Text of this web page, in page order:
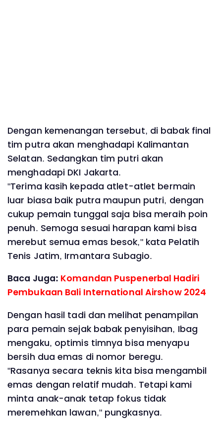
Dengan kemenangan tersebut, di babak final
tim putra akan menghadapi Kalimantan
Selatan. Sedangkan tim putri akan
menghadapi DKI Jakarta.
"Terima kasih kepada atlet-atlet bermain
luar biasa baik putra maupun putri, dengan
cukup pemain tunggal saja bisa meraih poin
penuh. Semoga sesuai harapan kami bisa
merebut semua emas besok," kata Pelatih
Tenis Jatim, Irmantara Subagio.
Baca Juga: Komandan Puspenerbal Hadiri
Pembukaan Bali International Airshow 2024
Dengan hasil tadi dan melihat penampilan
para pemain sejak babak penyisihan, Ibag
mengaku, optimis timnya bisa menyapu
bersih dua emas di nomor beregu.
"Rasanya secara teknis kita bisa mengambil
emas dengan relatif mudah. Tetapi kami
minta anak-anak tetap fokus tidak
meremehkan lawan," pungkasnya.